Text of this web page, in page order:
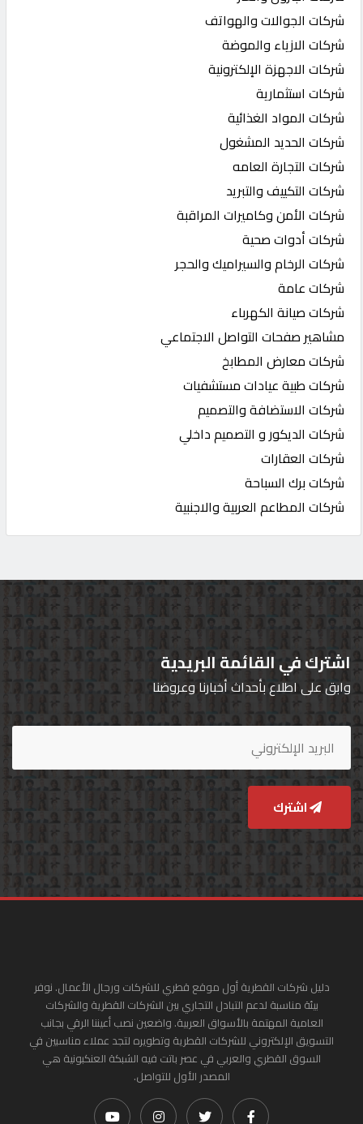
شركات الجوالات والهواتف
شركات الازياء والموضة
شركات الاجهزة الإلكترونية
شركات استثمارية
شركات المواد الغذائية
شركات الحديد المشغول
شركات التجارة العامه
شركات التكييف والتبريد
شركات الأمن وكاميرات المراقبة
شركات أدوات صحية
شركات الرخام والسيراميك والحجر
شركات عامة
شركات صيانة الكهرباء
مشاهير صفحات التواصل الاجتماعي
شركات معارض المطابخ
شركات طبية عيادات مستشفيات
شركات الاستضافة والتصميم
شركات الديكور و التصميم داخلي
شركات العقارات
شركات برك السباحة
شركات المطاعم العربية والاجنبية
اشترك في القائمة البريدية
وابق على اطلاع بأحداث أخبارنا وعروضنا
اشترك
دليل شركات القطرية أول موقع قطري للشركات ورجال الأعمال. نوفر
بيئة مناسبة لدعم التبادل التجاري بين الشركات القطرية والشركات
العامية المهتمة بالأسواق العربية. واضعين نصب أعيننا الرقي بجانب
التسويق الإلكتروني للشركات القطرية وتطويره لتجد عملاء مناسبين في
السوق القطري والعربي في عصر باتت فيه الشبكة العنكبونية هي
المصدر الأول للتواصل.